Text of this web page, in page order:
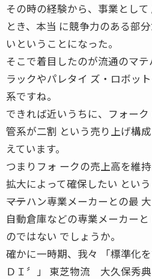
その時の経験から、事業とし
とき、本当 に競争力のある部
いということになった。
そこで着目したのが流通のマテ
ラックやパレタイ ズ・ロボッ
系ですね。
できれば近いうちに、フォー
管系が二割 という売り上げ構
えています。
つまりフォ ークの売上高を維
拡大によって確保したい という
――マテハン専業メーカーとの最
自動倉庫などの専業メーカー
のではない でしょうか。
確かに一時期、我々 「標準化
ＤＩ〞」 東芝物流 大久保秀